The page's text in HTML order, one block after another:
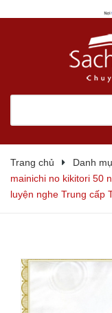
Trang chủ Danh
mainichi no kikitori 50
luyện nghe Trung cấp